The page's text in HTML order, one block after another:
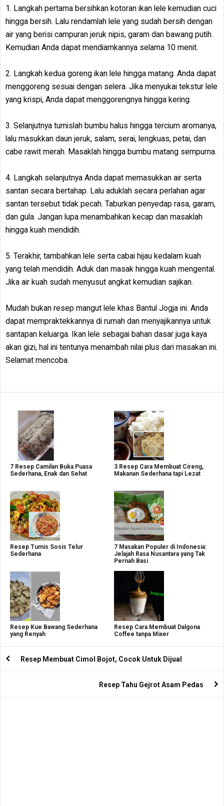
1. Langkah pertama bersihkan kotoran ikan lele kemudian cuci
hingga bersih. Lalu rendamlah lele yang sudah bersih dengan
air yang berisi campuran jeruk nipis, garam dan bawang putih.
Kemudian Anda dapat mendiamkannya selama 10 menit.
2. Langkah kedua goreng ikan lele hingga matang. Anda dapat
menggoreng sesuai dengan selera. Jika menyukai tekstur lele
yang krispi, Anda dapat menggorengnya hingga kering.
3. Selanjutnya tumislah bumbu halus hingga tercium aromanya,
lalu masukkan daun jeruk, salam, serai, lengkuas, petai, dan
cabe rawit merah. Masaklah hingga bumbu matang sempurna.
4. Langkah selanjutnya Anda dapat memasukkan air serta
santan secara bertahap. Lalu aduklah secara perlahan agar
santan tersebut tidak pecah. Taburkan penyedap rasa, garam,
dan gula. Jangan lupa menambahkan kecap dan masaklah
hingga kuah mendidih.
5. Terakhir, tambahkan lele serta cabai hijau kedalam kuah
yang telah mendidih. Aduk dan masak hingga kuah mengental.
Jika air kuah sudah menyusut angkat kemudian sajikan.
Mudah bukan resep mangut lele khas Bantul Jogja ini. Anda
dapat mempraktekkannya di rumah dan menyajikannya untuk
santapan keluarga. Ikan lele sebagai bahan dasar juga kaya
akan gizi, hal ini tentunya menambah nilai plus dari masakan ini.
Selamat mencoba.
7 Resep Camilan Buka Puasa
Sederhana, Enak dan Sehat
3 Resep Cara Membuat Cireng,
Makanan Sederhana tapi Lezat
Resep Tumis Sosis Telur
Sederhana
7 Masakan Populer di Indonesia:
Jelajah Rasa Nusantara yang Tak
Pernah Basi
Resep Kue Bawang Sederhana
yang Renyah
Resep Cara Membuat Dalgona
Coffee tanpa Mixer
Resep Membuat Cimol Bojot, Cocok Untuk Dijual
Resep Tahu Gejrot Asam Pedas